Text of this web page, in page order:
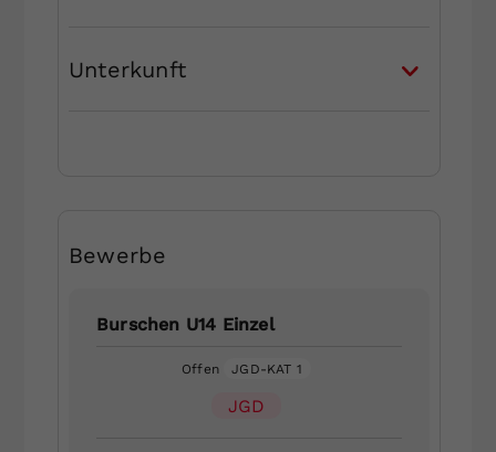
Unterkunft
Bewerbe
Burschen U14 Einzel
Offen JGD-KAT 1
JGD